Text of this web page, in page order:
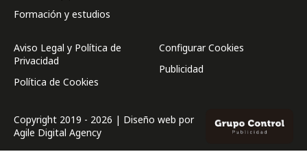
Formación y estudios
Aviso Legal y Política de
Privacidad
Política de Cookies
Configurar Cookies
Publicidad
Copyright 2019 - 2026 | Diseño web por
Agile Digital Agency